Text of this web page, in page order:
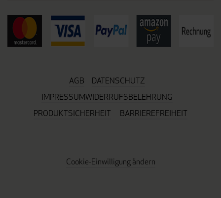
AGB
DATENSCHUTZ
IMPRESSUMWIDERRUFSBELEHRUNG
PRODUKTSICHERHEIT
BARRIEREFREIHEIT
Cookie-Einwilligung ändern